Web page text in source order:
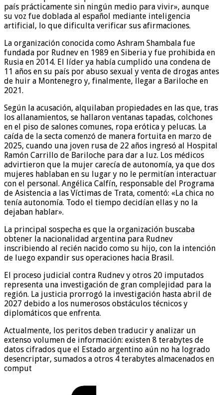
país prácticamente sin ningún medio para vivir», aunque
su voz fue doblada al español mediante inteligencia
artificial, lo que dificulta verificar sus afirmaciones.
La organización conocida como Ashram Shambala fue
fundada por Rudnev en 1989 en Siberia y fue prohibida en
Rusia en 2014. El líder ya había cumplido una condena de
11 años en su país por abuso sexual y venta de drogas antes
de huir a Montenegro y, finalmente, llegar a Bariloche en
2021.
Según la acusación, alquilaban propiedades en las que, tras
los allanamientos, se hallaron ventanas tapadas, colchones
en el piso de salones comunes, ropa erótica y pelucas. La
caída de la secta comenzó de manera fortuita en marzo de
2025, cuando una joven rusa de 22 años ingresó al Hospital
Ramón Carrillo de Bariloche para dar a luz. Los médicos
advirtieron que la mujer carecía de autonomía, ya que dos
mujeres hablaban en su lugar y no le permitían interactuar
con el personal. Angélica Calfín, responsable del Programa
de Asistencia a las Víctimas de Trata, comentó: «La chica no
tenía autonomía. Todo el tiempo decidían ellas y no la
dejaban hablar».
La principal sospecha es que la organización buscaba
obtener la nacionalidad argentina para Rudnev
inscribiendo al recién nacido como su hijo, con la intención
de luego expandir sus operaciones hacia Brasil.
El proceso judicial contra Rudnev y otros 20 imputados
representa una investigación de gran complejidad para la
región. La justicia prorrogó la investigación hasta abril de
2027 debido a los numerosos obstáculos técnicos y
diplomáticos que enfrenta.
Actualmente, los peritos deben traducir y analizar un
extenso volumen de información: existen 8 terabytes de
datos cifrados que el Estado argentino aún no ha logrado
desencriptar, sumados a otros 4 terabytes almacenados en
comput